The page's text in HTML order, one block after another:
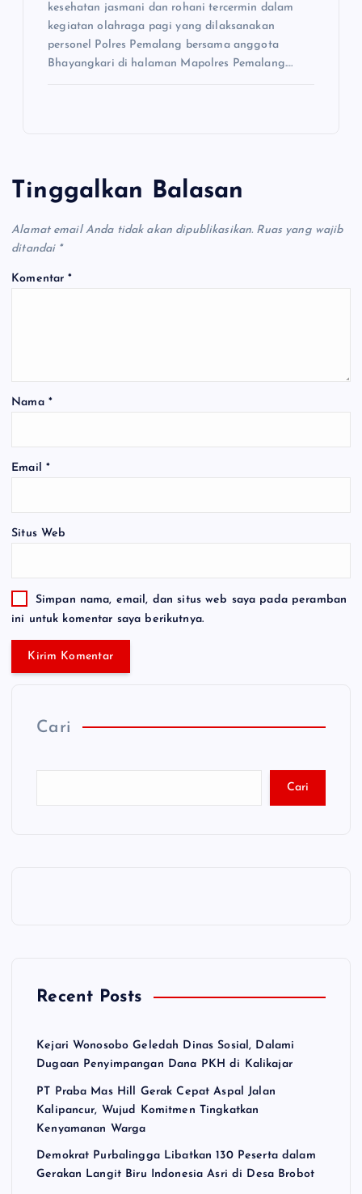
kesehatan jasmani dan rohani tercermin dalam
kegiatan olahraga pagi yang dilaksanakan
personel Polres Pemalang bersama anggota
Bhayangkari di halaman Mapolres Pemalang.…
Tinggalkan Balasan
Alamat email Anda tidak akan dipublikasikan. Ruas yang wajib
ditandai *
Komentar*
Nama *
Email *
Situs Web
Simpan nama, email, dan situs web saya pada peramban
ini untuk komentar saya berikutnya.
Cari
Cari
Recent Posts
Kejari Wonosobo Geledah Dinas Sosial, Dalami
Dugaan Penyimpangan Dana PKH di Kalikajar
PT Praba Mas Hill Gerak Cepat Aspal Jalan
Kalipancur, Wujud Komitmen Tingkatkan
Kenyamanan Warga
Demokrat Purbalingga Libatkan 130 Peserta dalam
Gerakan Langit Biru Indonesia Asri di Desa Brobot